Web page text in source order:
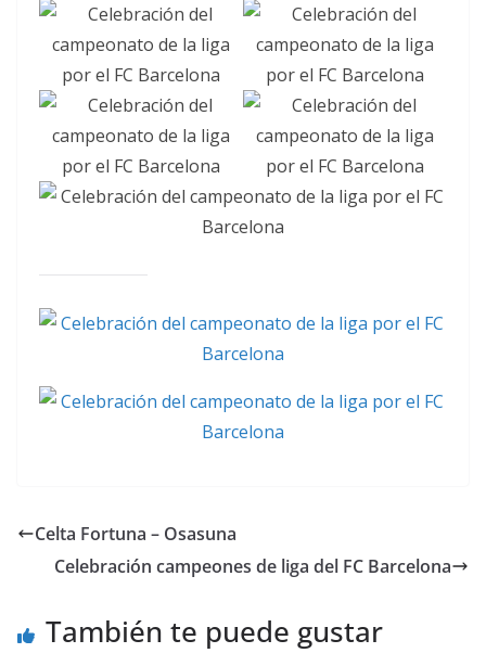
Celta Fortuna – Osasuna
Celebración campeones de liga del FC Barcelona
También te puede gustar